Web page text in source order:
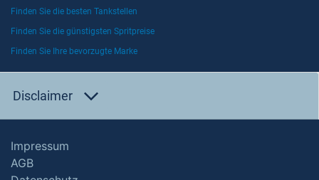
Finden Sie die besten Tankstellen
Finden Sie die günstigsten Spritpreise
Finden Sie Ihre bevorzugte Marke
Disclaimer
Impressum
AGB